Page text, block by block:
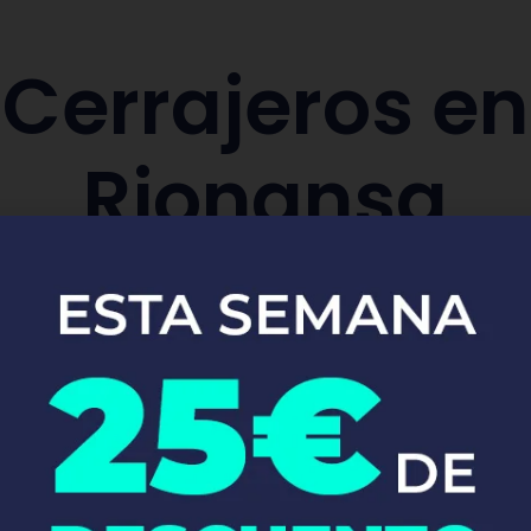
Cerrajeros en
Rionansa
y sustitución de cerraduras de
Pide tu presupuesto ya